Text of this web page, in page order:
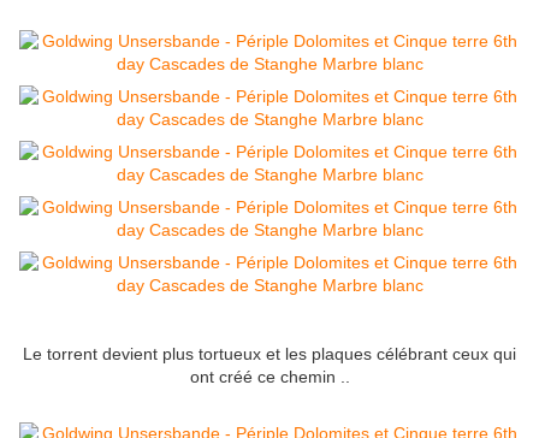
Le torrent devient plus tortueux et les plaques célébrant ceux qui
ont créé ce chemin ..